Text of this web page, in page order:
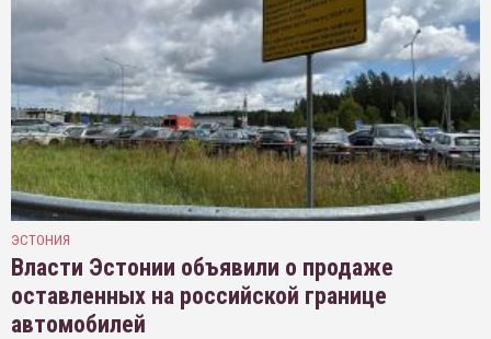
ЭСТОНИЯ
Власти Эстонии объявили о продаже
оставленных на российской границе
автомобилей